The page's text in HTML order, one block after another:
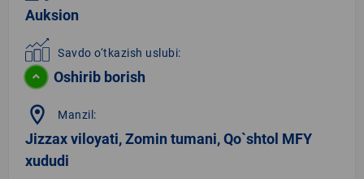
Auksion
Savdo o‘tkazish uslubi:
Oshirib borish
location_on Manzil:
Jizzax viloyati, Zomin tumani, Qo`shtol MFY
xududi